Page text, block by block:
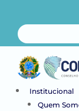
Institucional
Quem